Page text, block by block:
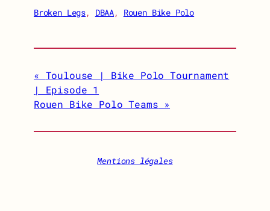
Broken Legs, DBAA, Rouen Bike Polo
Toulouse | Bike Polo Tournament
| Episode 1
Rouen Bike Polo Teams
Mentions légales